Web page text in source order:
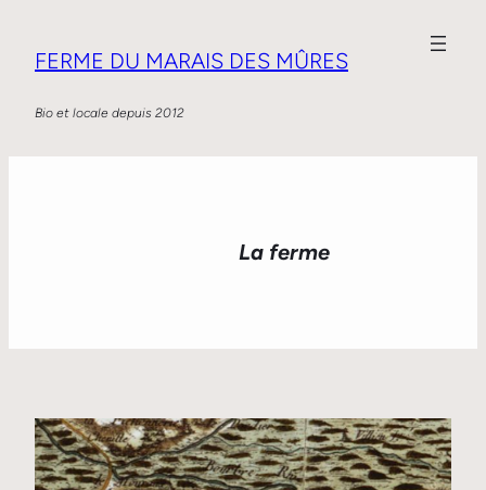
FERME DU MARAIS DES MÛRES
Bio et locale depuis 2012
La ferme